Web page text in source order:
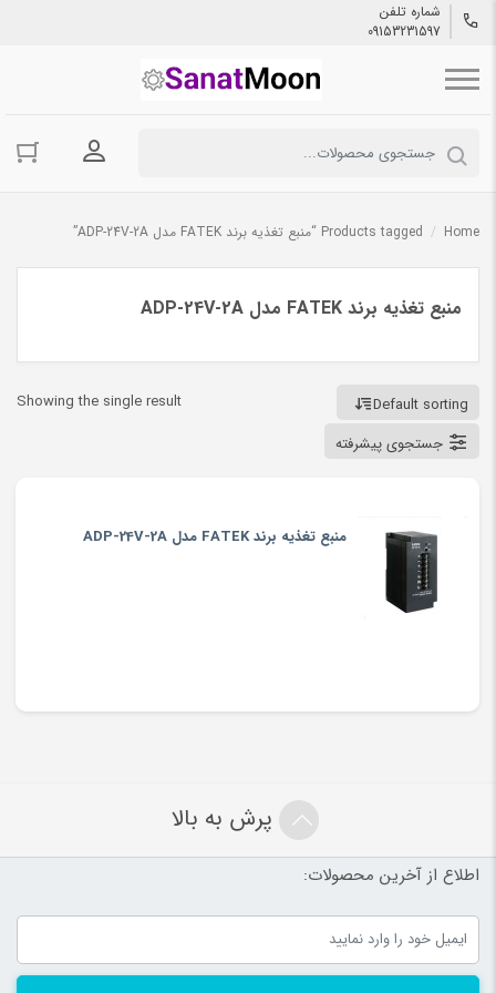
شماره تلفن
09153231597
ورود به
Home
/ Products tagged “منبع تغذیه برند FATEK مدل ADP-24V-2A”
منبع تغذیه برند FATEK مدل ADP-24V-2A
Showing the single result
Default sorting
جستجوی پیشرفته
منبع تغذیه برند FATEK مدل ADP-24V-2A
پرش به بالا
اطلاع از آخرین محصولات: